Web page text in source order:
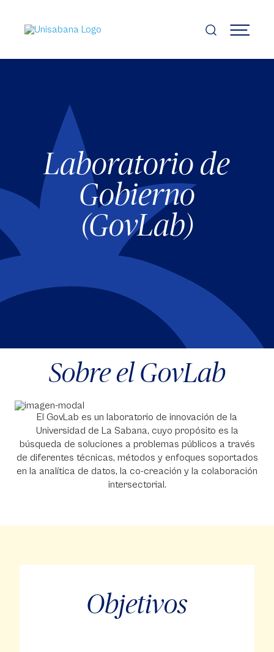
contenido
principal
MENÚ
Laboratorio de
Gobierno
(GovLab)
Sobre el GovLab
El GovLab es un laboratorio de innovación de la
Universidad de La Sabana, cuyo propósito es la
búsqueda de soluciones a problemas públicos a través
de diferentes técnicas, métodos y enfoques soportados
en la analítica de datos, la co-creación y la colaboración
intersectorial.
Objetivos